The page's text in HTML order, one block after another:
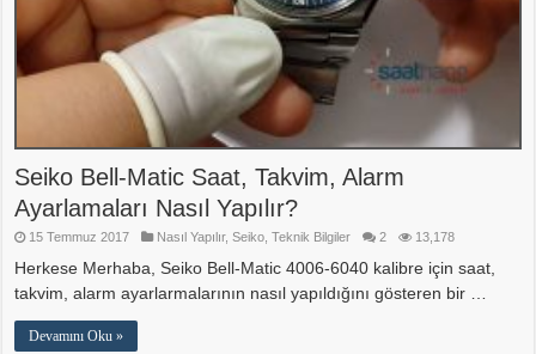
Seiko Bell-Matic Saat, Takvim, Alarm
Ayarlamaları Nasıl Yapılır?
15 Temmuz 2017 Nasıl Yapılır,Seiko ,Teknik Bilgiler 2 13,178
Herkese Merhaba, Seiko Bell-Matic 4006-6040 kalibre için saat,
takvim, alarm ayarlarmalarının nasıl yapıldığını gösteren bir …
Devamını Oku »